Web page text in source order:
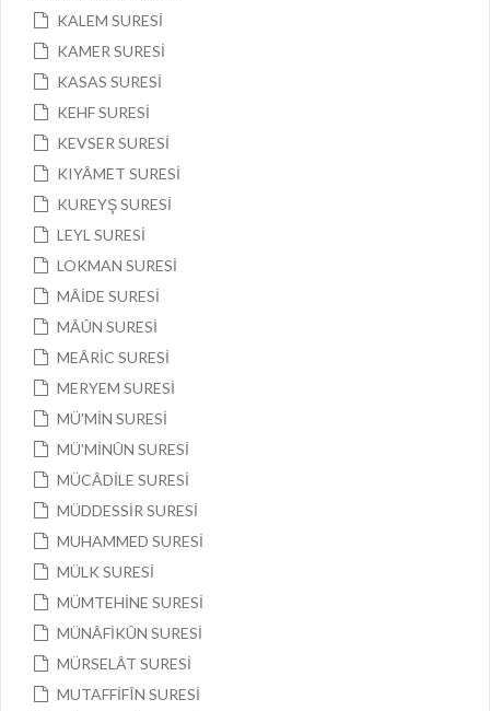
KALEM SURESİ
KAMER SURESİ
KASAS SURESİ
KEHF SURESİ
KEVSER SURESİ
KIYÂMET SURESİ
KUREYŞ SURESİ
LEYL SURESİ
LOKMAN SURESİ
MÂİDE SURESİ
MÂÛN SURESİ
MEÂRİC SURESİ
MERYEM SURESİ
MÜ’MİN SURESİ
MÜ’MİNÛN SURESİ
MÜCÂDİLE SURESİ
MÜDDESSİR SURESİ
MUHAMMED SURESİ
MÜLK SURESİ
MÜMTEHİNE SURESİ
MÜNÂFİKÛN SURESİ
MÜRSELÂT SURESİ
MUTAFFİFÎN SURESİ